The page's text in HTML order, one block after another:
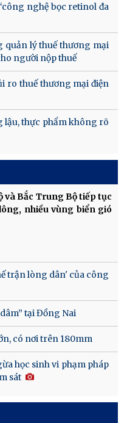
nghệ bọc retinol đa
quản lý thuế thương mại
người nộp thuế
ro thuế thương mại điện
lậu, thực phẩm không rõ
và Bắc Trung Bộ tiếp tục
nhiều vùng biển gió
trận lòng dân' của công
tại Đồng Nai
có nơi trên 180mm
học sinh vi phạm pháp
sát